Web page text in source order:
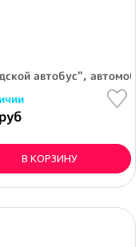
+ 6 раскрасок
автобус",
В КОРЗИНУ